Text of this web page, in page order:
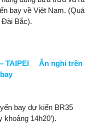
bay về Việt Nam. (Quá
Đài Bắc).
TAIPEI Ăn nghỉ trên
bay dự kiến BR35
14h20’).